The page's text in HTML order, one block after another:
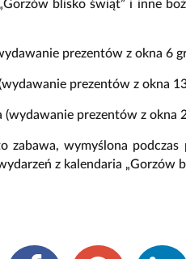
blisko świąt” i inne
prezentów z okna 6
prezentów z okna
(wydawanie prezentów z okna
zabawa, wymyślona
z kalendaria „Gorzów